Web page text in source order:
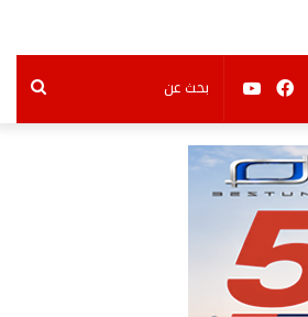
بحث يوتيوبفيسبوك